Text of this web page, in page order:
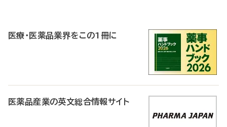
医療・医薬品業界をこの1冊に
医薬品産業の英文総合情報サイト